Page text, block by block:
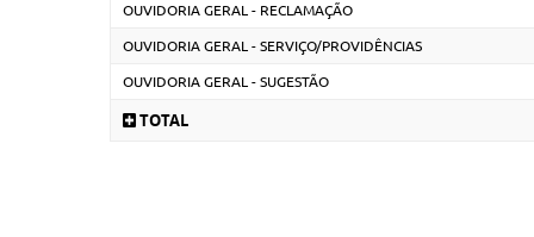
OUVIDORIA GERAL - RECLAMAÇÃO
OUVIDORIA GERAL - SERVIÇO/PROVIDÊNCIAS
OUVIDORIA GERAL - SUGESTÃO
TOTAL